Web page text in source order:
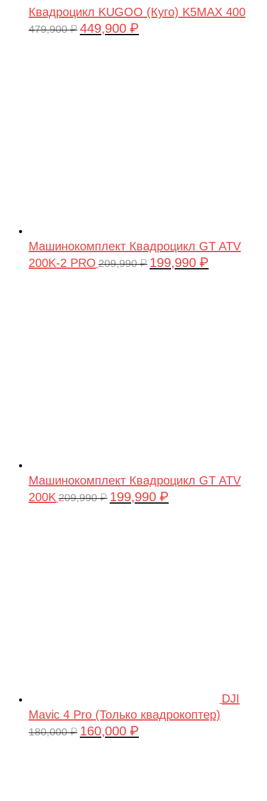
Квадроцикл KUGOO (Куго) K5MAX 400
479,900₽ Первоначальная
449,900 ₽
Машинокомплект Квадроцикл GT ATV
200K-2 PRO 209,990₽ Первоначальная
199,990 ₽
Машинокомплект Квадроцикл GT ATV
200K 209,990₽ Первоначальная
199,990 ₽
DJI
Mavic 4 Pro (Только квадрокоптер)
180,000₽ Первоначальная
160,000 ₽